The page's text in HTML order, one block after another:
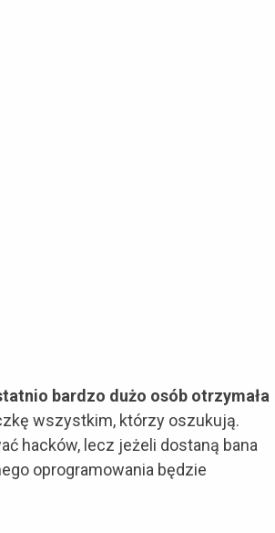
bardzo dużo osób otrzymała
wszystkim, którzy oszukują.
hacków, lecz jeżeli dostaną bana
oprogramowania będzie